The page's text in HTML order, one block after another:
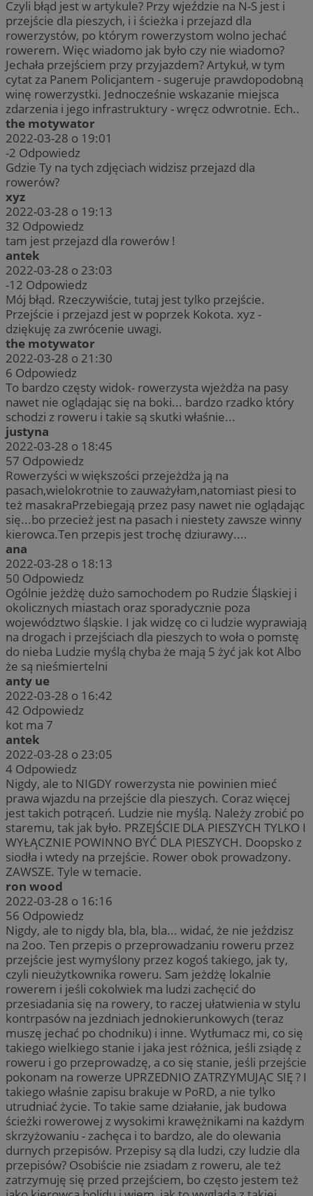
Czyli błąd jest w artykule? Przy wjeździe na N-S jest i
przejście dla pieszych, i i ścieżka i przejazd dla
rowerzystów, po którym rowerzystom wolno jechać
rowerem. Więc wiadomo jak było czy nie wiadomo?
Jechała przejściem przy przyjazdem? Artykuł, w tym
cytat za Panem Policjantem - sugeruje prawdopodobną
winę rowerzystki. Jednocześnie wskazanie miejsca
zdarzenia i jego infrastruktury - wręcz odwrotnie. Ech..
the motywator
2022-03-28 o 19:01
-2 Odpowiedz
Gdzie Ty na tych zdjęciach widzisz przejazd dla
rowerów?
xyz
2022-03-28 o 19:13
32 Odpowiedz
tam jest przejazd dla rowerów !
antek
2022-03-28 o 23:03
-12 Odpowiedz
Mój błąd. Rzeczywiście, tutaj jest tylko przejście.
Przejście i przejazd jest w poprzek Kokota. xyz -
dziękuję za zwrócenie uwagi.
the motywator
2022-03-28 o 21:30
6 Odpowiedz
To bardzo częsty widok- rowerzysta wjeżdża na pasy
nawet nie oglądając się na boki... bardzo rzadko który
schodzi z roweru i takie są skutki właśnie...
justyna
2022-03-28 o 18:45
57 Odpowiedz
Rowerzyści w większości przejeżdża ją na
pasach,wielokrotnie to zauważyłam,natomiast piesi to
też masakraPrzebiegają przez pasy nawet nie oglądając
się...bo przecież jest na pasach i niestety zawsze winny
kierowca.Ten przepis jest trochę dziurawy....
ana
2022-03-28 o 18:13
50 Odpowiedz
Ogólnie jeżdżę dużo samochodem po Rudzie Śląskiej i
okolicznych miastach oraz sporadycznie poza
województwo śląskie. I jak widzę co ci ludzie wyprawiają
na drogach i przejściach dla pieszych to woła o pomstę
do nieba Ludzie myślą chyba że mają 5 żyć jak kot Albo
że są nieśmiertelni
anty ue
2022-03-28 o 16:42
42 Odpowiedz
kot ma 7
antek
2022-03-28 o 23:05
4 Odpowiedz
Nigdy, ale to NIGDY rowerzysta nie powinien mieć
prawa wjazdu na przejście dla pieszych. Coraz więcej
jest takich potrąceń. Ludzie nie myślą. Należy zrobić po
staremu, tak jak było. PRZEJŚCIE DLA PIESZYCH TYLKO I
WYŁĄCZNIE POWINNO BYĆ DLA PIESZYCH. Doopsko z
siodła i wtedy na przejście. Rower obok prowadzony.
ZAWSZE. Tyle w temacie.
ron wood
2022-03-28 o 16:16
56 Odpowiedz
Nigdy, ale to nigdy bla, bla, bla... widać, że nie jeździsz
na 2oo. Ten przepis o przeprowadzaniu roweru przez
przejście jest wymyślony przez kogoś takiego, jak ty,
czyli nieużytkownika roweru. Sam jeżdżę lokalnie
rowerem i jeśli cokolwiek ma ludzi zachęcić do
przesiadania się na rowery, to raczej ułatwienia w stylu
kontrpasów na jezdniach jednokierunkowych (teraz
muszę jechać po chodniku) i inne. Wytłumacz mi, co się
takiego wielkiego stanie i jaka jest różnica, jeśli zsiądę z
roweru i go przeprowadzę, a co się stanie, jeśli przejście
pokonam na rowerze UPRZEDNIO ZATRZYMUJĄC SIĘ ? I
takiego właśnie zapisu brakuje w PoRD, a nie tylko
utrudniać życie. To takie same działanie, jak budowa
ścieżki rowerowej z wysokimi krawężnikami na każdym
skrzyżowaniu - zachęca i to bardzo, ale do olewania
durnych przepisów. Przepisy są dla ludzi, czy ludzie dla
przepisów? Osobiście nie zsiadam z roweru, ale też
zatrzymuję się przed przejściem, bo często jestem też